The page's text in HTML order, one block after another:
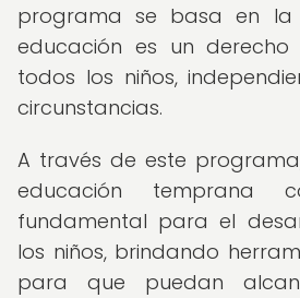
programa se basa en
educación es un
todos los niños,
circunstancias.
A través de este
educación temprana
fundamental para el
los niños, brindando
para que puedan